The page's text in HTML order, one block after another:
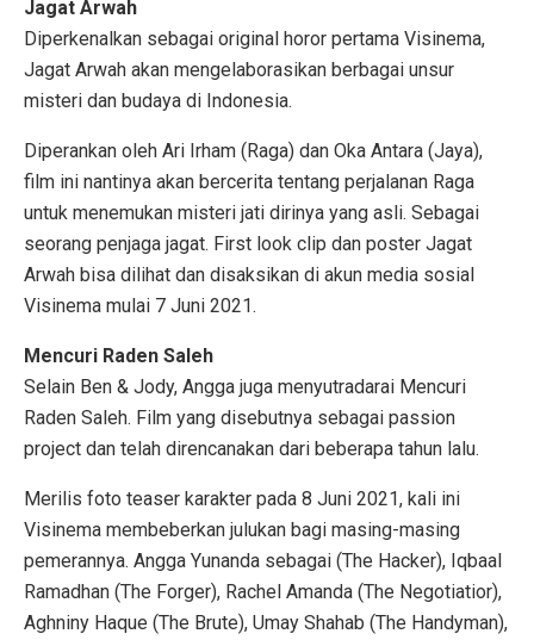
Jagat Arwah
Diperkenalkan sebagai original horor pertama Visinema,
Jagat Arwah akan mengelaborasikan berbagai unsur
misteri dan budaya di Indonesia.
Diperankan oleh Ari Irham (Raga) dan Oka Antara (Jaya),
film ini nantinya akan bercerita tentang perjalanan Raga
untuk menemukan misteri jati dirinya yang asli. Sebagai
seorang penjaga jagat. First look clip dan poster Jagat
Arwah bisa dilihat dan disaksikan di akun media sosial
Visinema mulai 7 Juni 2021.
Mencuri Raden Saleh
Selain Ben & Jody, Angga juga menyutradarai Mencuri
Raden Saleh. Film yang disebutnya sebagai passion
project dan telah direncanakan dari beberapa tahun lalu.
Merilis foto teaser karakter pada 8 Juni 2021, kali ini
Visinema membeberkan julukan bagi masing-masing
pemerannya. Angga Yunanda sebagai (The Hacker), Iqbaal
Ramadhan (The Forger), Rachel Amanda (The Negotiatior),
Aghniny Haque (The Brute), Umay Shahab (The Handyman),